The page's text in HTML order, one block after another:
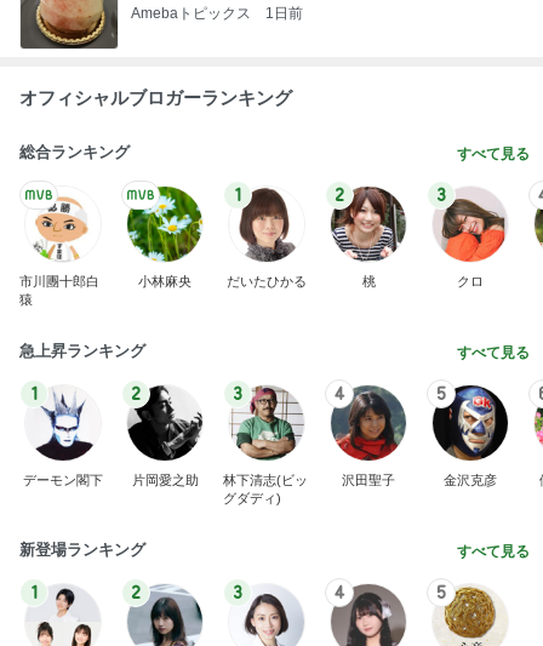
Amebaトピックス 1日前
オフィシャルブロガーランキング
総合ランキング すべて見る
市川團十郎白
猿
小林麻央
1
だいたひかる
2
桃
3
クロ
急上昇ランキング すべて見る
1
デーモン閣下
2
片岡愛之助
3
林下清志(ビッ
グダディ)
4
沢田聖子
5
金沢克彦
新登場ランキング すべて見る
1 2 3 4 5